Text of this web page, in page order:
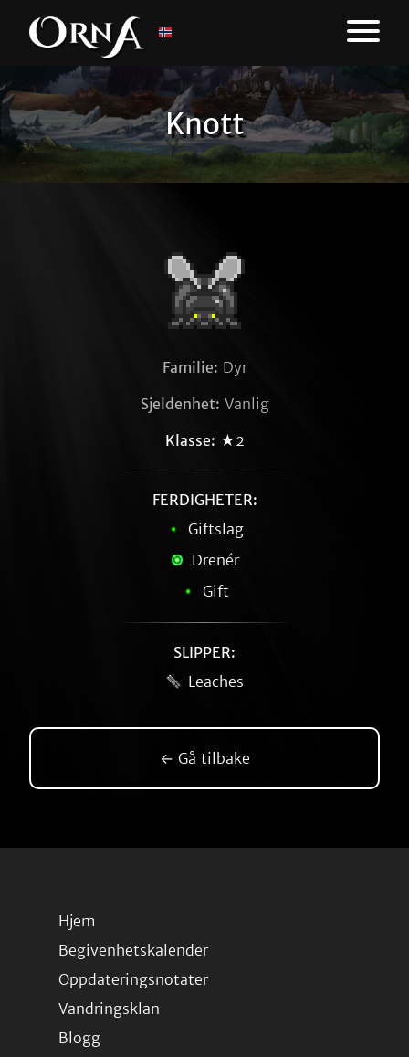
Knott
Familie: Dyr
Sjeldenhet: Vanlig
Klasse: ★2
FERDIGHETER:
Giftslag
Drenér
Gift
SLIPPER:
Leaches
← Gå tilbake
Hjem
Begivenhetskalender
Oppdateringsnotater
Vandringsklan
Blogg